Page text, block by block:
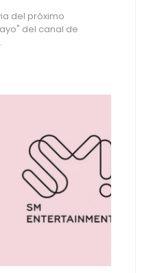
del próximo
del canal de